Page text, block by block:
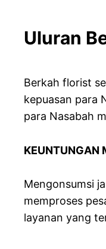
Uluran
Berkah florist
kepuasan para
para Nasabah
KEUNTUNGAN
Mengonsumsi
memproses
layanan yang